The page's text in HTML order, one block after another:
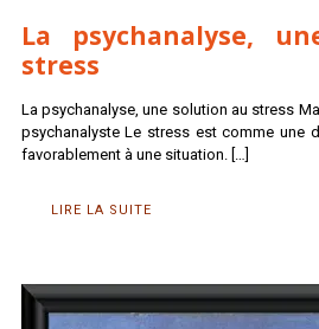
La psychanalyse,
stress
La psychanalyse, une solution au stress
psychanalyste Le stress est comme une
favorablement à une situation. […]
LIRE LA SUITE